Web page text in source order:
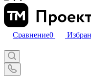
Сравнение0